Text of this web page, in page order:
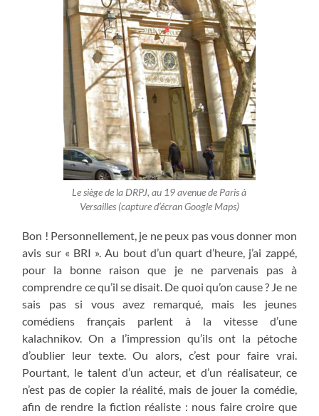
Le siège de la DRPJ, au 19 avenue de Paris à
Versailles (capture d’écran Google Maps)
Bon ! Personnellement, je ne peux pas vous donner mon
avis sur « BRI ». Au bout d’un quart d’heure, j’ai zappé,
pour la bonne raison que je ne parvenais pas à
comprendre ce qu’il se disait. De quoi qu’on cause ? Je ne
sais pas si vous avez remarqué, mais les jeunes
comédiens français parlent à la vitesse d’une
kalachnikov. On a l’impression qu’ils ont la pétoche
d’oublier leur texte. Ou alors, c’est pour faire vrai.
Pourtant, le talent d’un acteur, et d’un réalisateur, ce
n’est pas de copier la réalité, mais de jouer la comédie,
afin de rendre la fiction réaliste : nous faire croire que